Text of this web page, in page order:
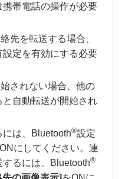
帯電話の操作が必要
先を転送する場合、
定を有効にする必要
されない場合、他の
自動転送が開始され
は、Bluetooth®設定
にしてください。連
るには、Bluetooth®